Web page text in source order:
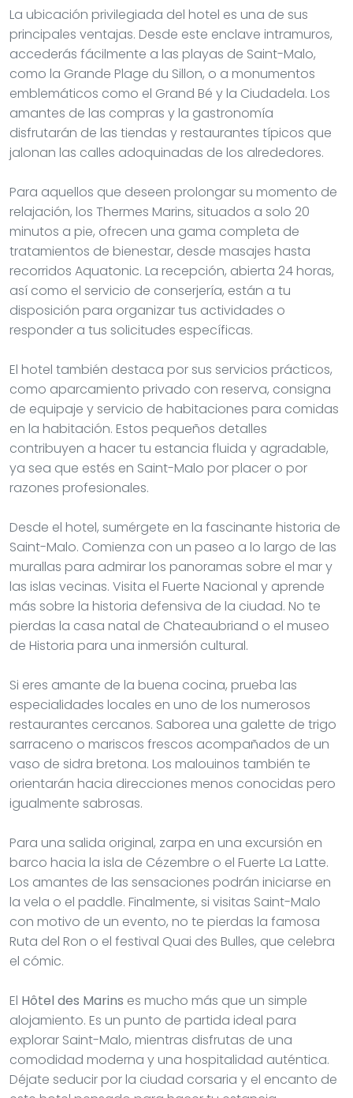
La ubicación privilegiada del hotel es una de sus
principales ventajas. Desde este enclave intramuros,
accederás fácilmente a las playas de Saint-Malo,
como la Grande Plage du Sillon, o a monumentos
emblemáticos como el Grand Bé y la Ciudadela. Los
amantes de las compras y la gastronomía
disfrutarán de las tiendas y restaurantes típicos que
jalonan las calles adoquinadas de los alrededores.
Para aquellos que deseen prolongar su momento de
relajación, los Thermes Marins, situados a solo 20
minutos a pie, ofrecen una gama completa de
tratamientos de bienestar, desde masajes hasta
recorridos Aquatonic. La recepción, abierta 24 horas,
así como el servicio de conserjería, están a tu
disposición para organizar tus actividades o
responder a tus solicitudes específicas.
El hotel también destaca por sus servicios prácticos,
como aparcamiento privado con reserva, consigna
de equipaje y servicio de habitaciones para comidas
en la habitación. Estos pequeños detalles
contribuyen a hacer tu estancia fluida y agradable,
ya sea que estés en Saint-Malo por placer o por
razones profesionales.
Desde el hotel, sumérgete en la fascinante historia de
Saint-Malo. Comienza con un paseo a lo largo de las
murallas para admirar los panoramas sobre el mar y
las islas vecinas. Visita el Fuerte Nacional y aprende
más sobre la historia defensiva de la ciudad. No te
pierdas la casa natal de Chateaubriand o el museo
de Historia para una inmersión cultural.
Si eres amante de la buena cocina, prueba las
especialidades locales en uno de los numerosos
restaurantes cercanos. Saborea una galette de trigo
sarraceno o mariscos frescos acompañados de un
vaso de sidra bretona. Los malouinos también te
orientarán hacia direcciones menos conocidas pero
igualmente sabrosas.
Para una salida original, zarpa en una excursión en
barco hacia la isla de Cézembre o el Fuerte La Latte.
Los amantes de las sensaciones podrán iniciarse en
la vela o el paddle. Finalmente, si visitas Saint-Malo
con motivo de un evento, no te pierdas la famosa
Ruta del Ron o el festival Quai des Bulles, que celebra
el cómic.
El Hôtel des Marins es mucho más que un simple
alojamiento. Es un punto de partida ideal para
explorar Saint-Malo, mientras disfrutas de una
comodidad moderna y una hospitalidad auténtica.
Déjate seducir por la ciudad corsaria y el encanto de